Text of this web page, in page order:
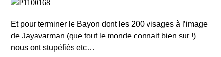
Et pour terminer le Bayon dont les 200 visages à l’image
de Jayavarman (que tout le monde connait bien sur !)
nous ont stupéfiés etc…